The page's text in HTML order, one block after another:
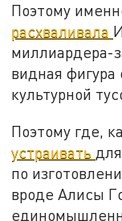
Поэтому
расхваливала
миллиардера-
видная
культурной
Поэтому где,
устраивать
по
вроде Алисы